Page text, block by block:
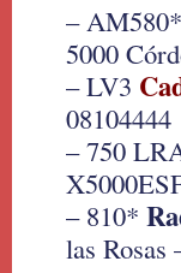
–
5000
– LV3
08104444
– 750
– 810*
las Rosas